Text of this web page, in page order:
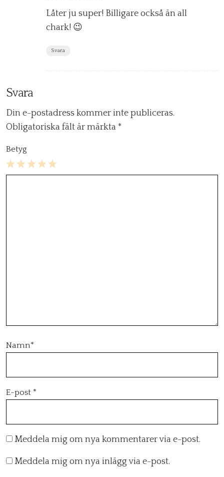
Låter ju super! Billigare också än all
chark! 😉
Svara
Svara
Din e-postadress kommer inte publiceras.
Obligatoriska fält är märkta *
Betyg
5
4
3
2
1
Namn*
E-post *
Meddela mig om nya kommentarer via e-post.
Meddela mig om nya inlägg via e-post.